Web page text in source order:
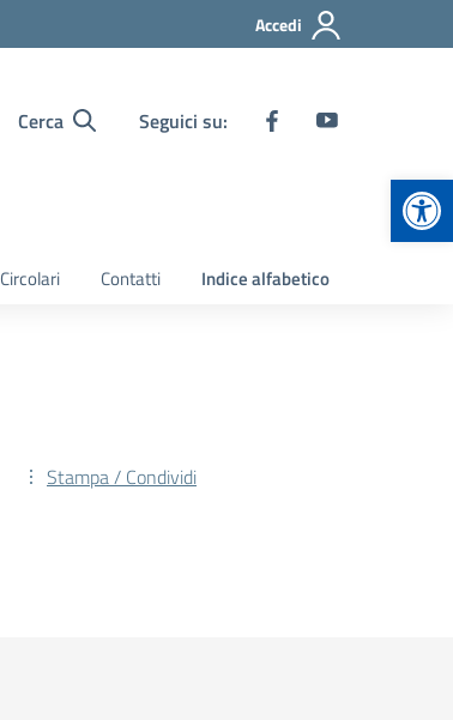
Accedi
Cerca Seguici su:
Circolari Contatti Indice alfabetico
Stampa / Condividi